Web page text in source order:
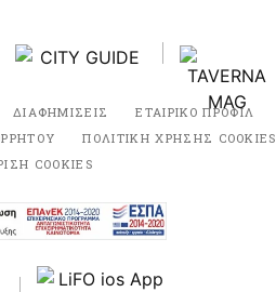
ΔΙΑΦΗΜΙΣΕΙΣ ΕΤΑΙΡΙΚΟ ΠΡΟΦΙΛ
ΠΟΛΙΤΙΚΗ ΧΡΗΣΗΣ COOKIES
COOKIES